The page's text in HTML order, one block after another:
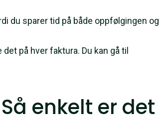
du sparer tid på både oppfølgingen og
på hver faktura. Du kan gå til
enkelt er det